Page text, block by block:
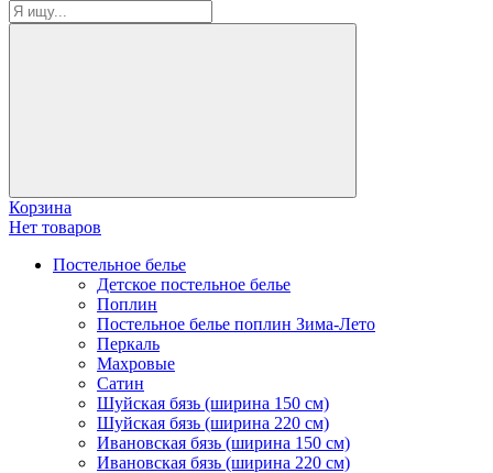
Корзина
Нет товаров
Постельное белье
Детское постельное белье
Поплин
Постельное белье поплин Зима-Лето
Перкаль
Махровые
Сатин
Шуйская бязь (ширина 150 см)
Шуйская бязь (ширина 220 см)
Ивановская бязь (ширина 150 см)
Ивановская бязь (ширина 220 см)